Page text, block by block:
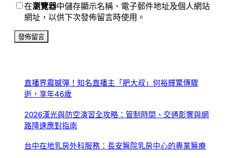
在瀏覽器中儲存顯示名稱、電子郵件地址及個人網站
網址，以供下次發佈留言時使用。
直播界震撼彈！知名直播主「肥大叔」何裕輝驚傳驟
逝，享年46歲
2026漢光與防空演習全攻略：管制時間、交通影響與網
路降速應對指南
台中在地乳房外科服務：長安醫院乳房中心的專業醫療